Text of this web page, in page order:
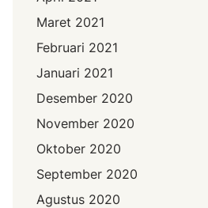
Maret 2021
Februari 2021
Januari 2021
Desember 2020
November 2020
Oktober 2020
September 2020
Agustus 2020